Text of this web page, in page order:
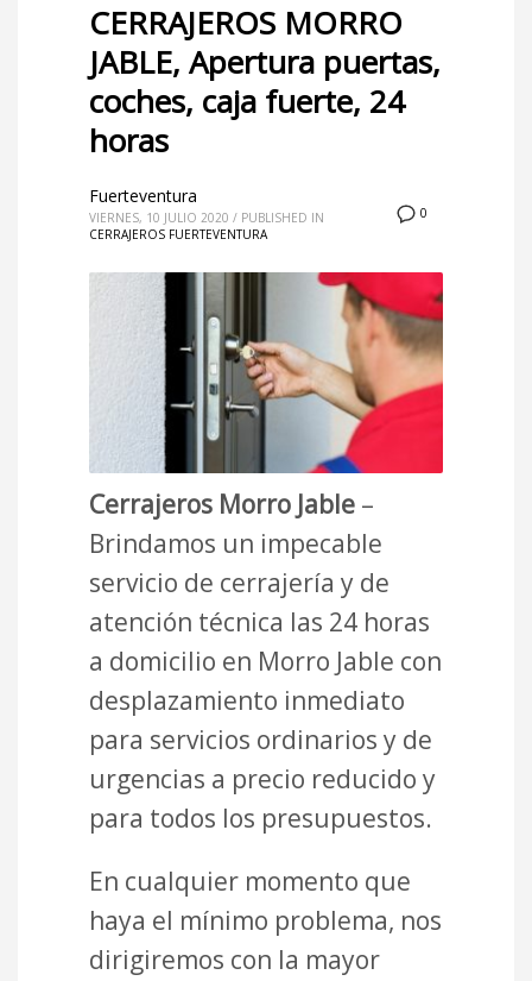
CERRAJEROS MORRO
JABLE, Apertura puertas,
coches, caja fuerte, 24
horas
0
Fuerteventura
VIERNES, 10 JULIO 2020 / PUBLISHED IN
CERRAJEROS FUERTEVENTURA
Cerrajeros Morro Jable –
Brindamos un impecable
servicio de cerrajería y de
atención técnica las 24 horas
a domicilio en Morro Jable con
desplazamiento inmediato
para servicios ordinarios y de
urgencias a precio reducido y
para todos los presupuestos.
En cualquier momento que
haya el mínimo problema, nos
dirigiremos con la mayor